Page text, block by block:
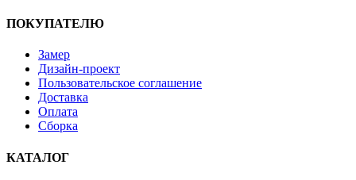
ПОКУПАТЕЛЮ
Замер
Дизайн-проект
Пользовательское соглашение
Доставка
Оплата
Сборка
КАТАЛОГ